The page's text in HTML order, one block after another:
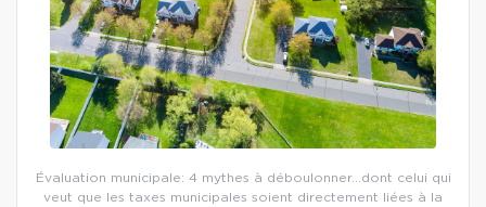
Évaluation municipale: 4 mythes à déboulonner…dont celui qui
veut que les taxes municipales soient directement liées à la